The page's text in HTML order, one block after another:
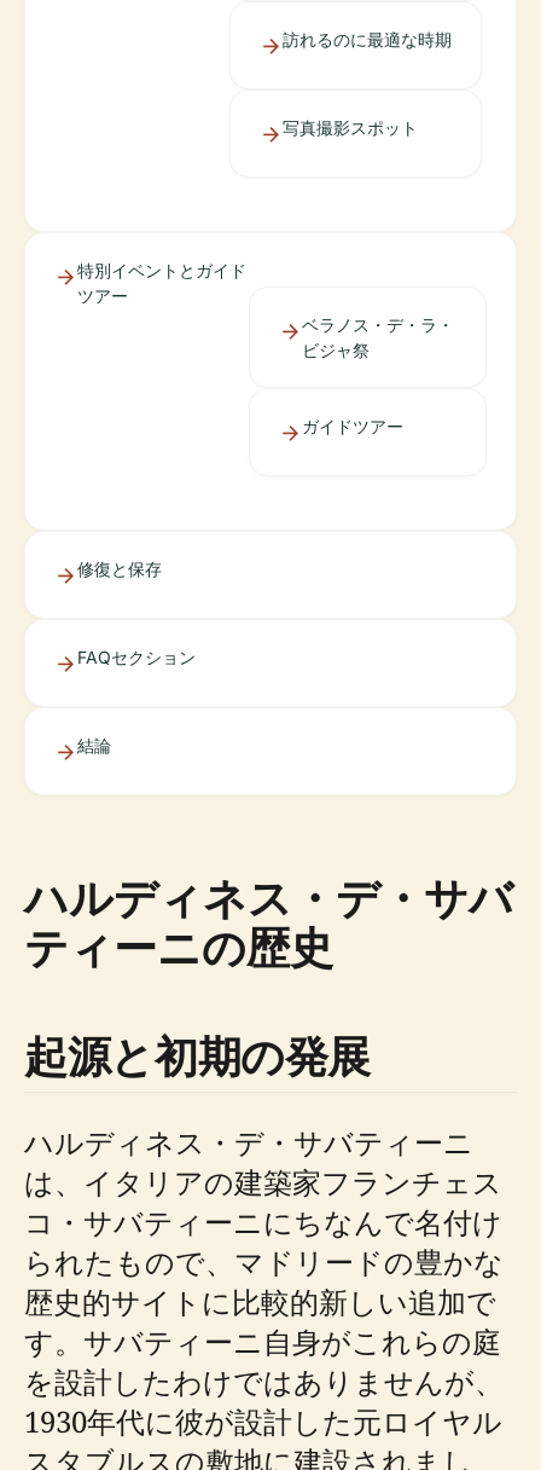
訪れるのに最適な時期
写真撮影スポット
特別イベントとガイド
ツアー
ベラノス・デ・ラ・
ビジャ祭
ガイドツアー
修復と保存
FAQセクション
結論
ハルディネス・デ・サバ
ティーニの歴史
起源と初期の発展
ハルディネス・デ・サバティーニ
は、イタリアの建築家フランチェス
コ・サバティーニにちなんで名付け
られたもので、マドリードの豊かな
歴史的サイトに比較的新しい追加で
す。サバティーニ自身がこれらの庭
を設計したわけではありませんが、
1930年代に彼が設計した元ロイヤル
スタブルスの敷地に建設されまし